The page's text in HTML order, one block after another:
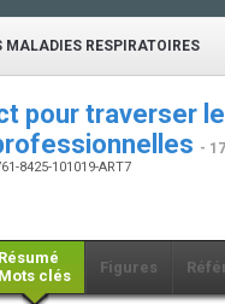
MALADIES RESPIRATOIRES
pour traverser
-
8425-101019-ART7
Résumé
Mots clés
Figures